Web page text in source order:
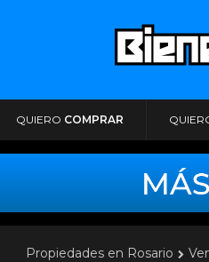
QUIERO COMPRAR
Propiedades en Rosario